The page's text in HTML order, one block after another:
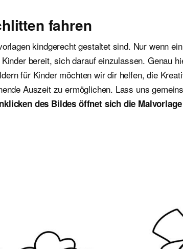
fahren
kindgerecht gestaltet sind. Nur wenn
bereit, sich darauf einzulassen. Genau
für Kinder möchten wir dir helfen, die
Auszeit zu ermöglichen. Lass uns
des Bildes öffnet sich die